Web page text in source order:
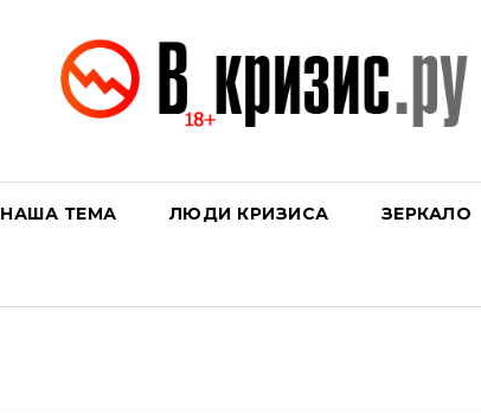
НАША ТЕМА ЛЮДИ КРИЗИСА ЗЕРКАЛО